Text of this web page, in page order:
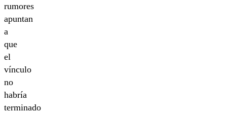
rumores
apuntan
a
que
el
vínculo
no
habría
terminado